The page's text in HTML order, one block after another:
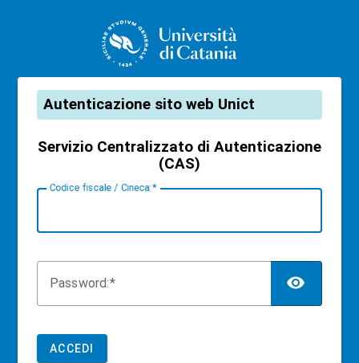
CAS
Autenticazione sito web Unict
Servizio Centralizzato di Autenticazione
(CAS)
Codice fiscale / Cineca:
Password:
ACCEDI